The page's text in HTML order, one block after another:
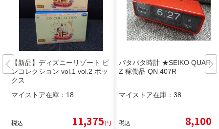
【新品】ディズニーリゾート ピ
ンコレクション vol.1 vol.2 ボッ
クス
マイストア在庫： 18
税込 11,375円
パタパタ時計 ★SEIKO QUART
Z 稼働品 QN 407R
マイストア在庫： 38
税込 8,100